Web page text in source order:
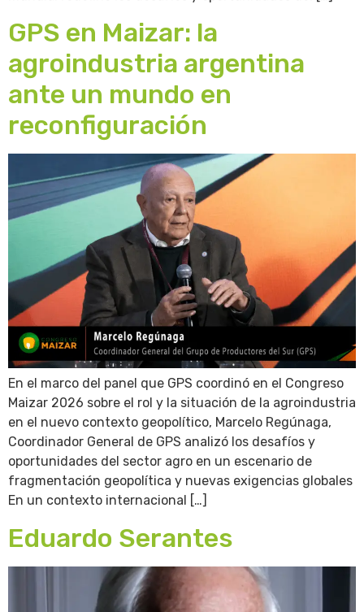
GPS en Maizar: la
agroindustria argentina
ante un mundo en
reconfiguración
En el marco del panel que GPS coordinó en el Congreso
Maizar 2026 sobre el rol y la situación de la agroindustria
en el nuevo contexto geopolítico, Marcelo Regúnaga,
Coordinador General de GPS analizó los desafíos y
oportunidades del sector agro en un escenario de
fragmentación geopolítica y nuevas exigencias globales
En un contexto internacional […]
Eduardo Serantes